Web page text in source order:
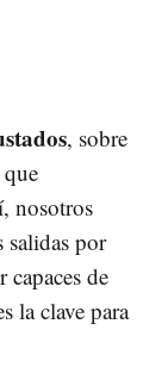
, sobre
nosotros
salidas por
capaces de
la clave para